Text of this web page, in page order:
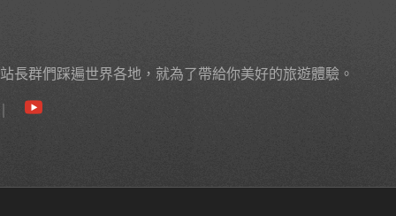
長群們踩遍世界各地，就為了帶給你美好的旅遊體驗。